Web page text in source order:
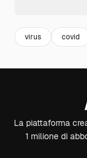
virus covid
La piattaforma
1 milione di